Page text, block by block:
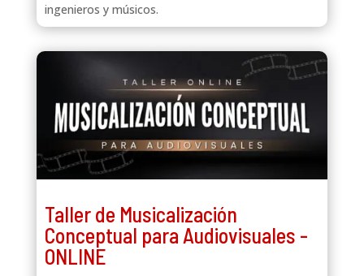
ingenieros y músicos.
Taller de Musicalización
Conceptual para Audiovisuales -
ONLINE